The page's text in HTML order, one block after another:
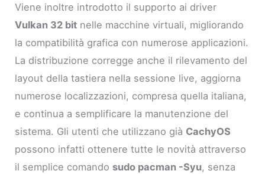
Viene inoltre introdotto il supporto ai driver
Vulkan 32 bit nelle macchine virtuali, migliorando
la compatibilità grafica con numerose applicazioni.
La distribuzione corregge anche il rilevamento del
layout della tastiera nella sessione live, aggiorna
numerose localizzazioni, compresa quella italiana,
e continua a semplificare la manutenzione del
sistema. Gli utenti che utilizzano già CachyOS
possono infatti ottenere tutte le novità attraverso
il semplice comando sudo pacman -Syu, senza